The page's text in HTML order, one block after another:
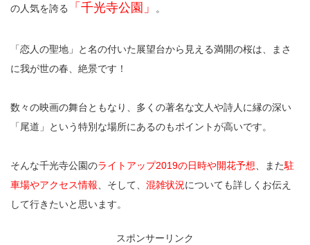
の人気を誇る 「千光寺公園」 。
「恋人の聖地」と名の付いた展望台から見える満開の桜は、まさ
に我が世の春、絶景です！
数々の映画の舞台ともなり、多くの著名な文人や詩人に縁の深い
「尾道」という特別な場所にあるのもポイントが高いです。
そんな千光寺公園のライトアップ2019の日時や開花予想、また駐
車場やアクセス情報、そして、 混雑状況についても詳しくお伝え
して行きたいと思います。
スポンサーリンク